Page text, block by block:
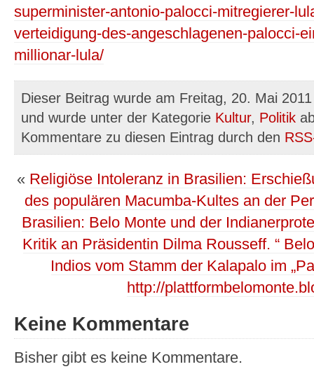
superminister-antonio-palocci-mitregierer-
verteidigung-des-angeschlagenen-palocci-
millionar-lula/
Dieser Beitrag wurde am Freitag, 20. Mai
und wurde unter der Kategorie Kultur, Politik
Kommentare zu diesen Eintrag durch den
« Religiöse Intoleranz in Brasilien:
des populären Macumba-Kultes an der
Brasilien: Belo Monte und der
Kritik an Präsidentin Dilma Rousseff. “
Indios vom Stamm der Kalapalo im
http://
Keine Kommentare
Bisher gibt es keine Kommentare.